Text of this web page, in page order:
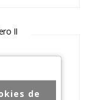
II
de